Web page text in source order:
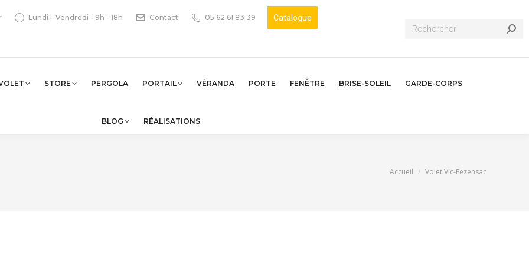
Lundi – Vendredi - 9h - 18h Contact 05 62 61 83 39 Catalogue
Recherche
STORE PERGOLA PORTAIL VÉRANDA PORTE FENÊTRE BRISE-SOLEIL GARDE-CORPS
BLOG RÉALISATIONS
Vous êtes ici :
Accueil Volet Vic-Fezensac